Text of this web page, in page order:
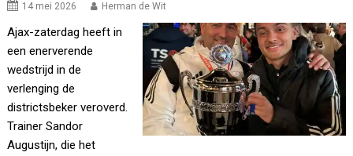
14 mei 2026 Herman de Wit
Ajax-zaterdag heeft in
een enerverende
wedstrijd in de
verlenging de
districtsbeker veroverd.
Trainer Sandor
Augustijn, die het